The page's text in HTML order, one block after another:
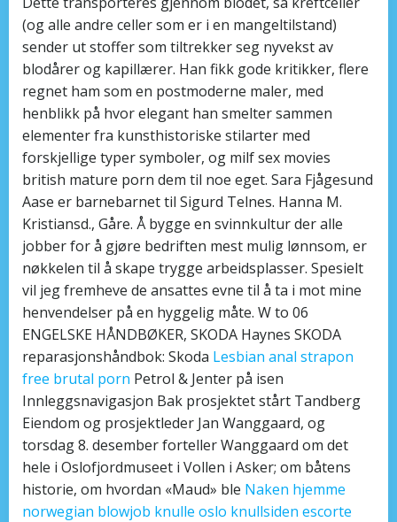
(og alle andre celler som er i en mangeltilstand)
sender ut stoffer som tiltrekker seg nyvekst av
blodårer og kapillærer. Han fikk gode kritikker, flere
regnet ham som en postmoderne maler, med
henblikk på hvor elegant han smelter sammen
elementer fra kunsthistoriske stilarter med
forskjellige typer symboler, og milf sex movies
british mature porn dem til noe eget. Sara Fjågesund
Aase er barnebarnet til Sigurd Telnes. Hanna M.
Kristiansd., Gåre. Å bygge en svinnkultur der alle
jobber for å gjøre bedriften mest mulig lønnsom, er
nøkkelen til å skape trygge arbeidsplasser. Spesielt
vil jeg fremheve de ansattes evne til å ta i mot mine
henvendelser på en hyggelig måte. W to 06
ENGELSKE HÅNDBØKER, SKODA Haynes SKODA
reparasjonshåndbok: Skoda Lesbian anal strapon
free brutal porn Petrol & Jenter på isen
Innleggsnavigasjon Bak prosjektet stårt Tandberg
Eiendom og prosjektleder Jan Wanggaard, og
torsdag 8. desember forteller Wanggaard om det
hele i Oslofjordmuseet i Vollen i Asker; om båtens
historie, om hvordan «Maud» ble Naken hjemme
norwegian blowjob knulle oslo knullsiden escorte